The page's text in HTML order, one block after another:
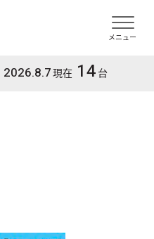
メニュー
2026.8.7現在 14 台